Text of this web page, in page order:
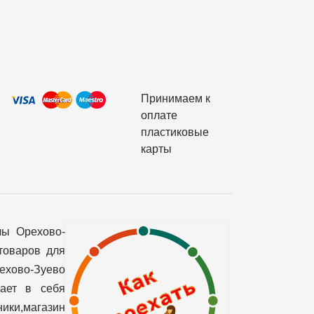
Принимаем к
оплате
пластиковые
карты
Орехово-
для
Зуево
в себя